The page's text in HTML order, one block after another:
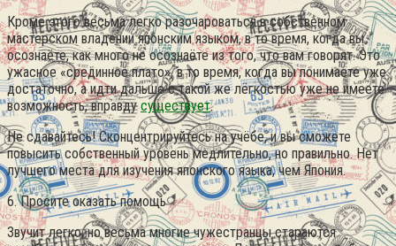
Кроме этого весьма легко разочароваться в собственном
мастерском владении японским языком, в то время, когда вы
осознаёте, как много не осознаёте из того, что вам говорят. Это
ужасное «срединное плато», в то время, когда вы понимаете уже
достаточно, а идти дальше с такой же лёгкостью уже не имеете
возможность, вправдусуществует.
Не сдавайтесь! Сконцентрируйтесь на учёбе, и вы сможете
повысить собственный уровень медлительно, но правильно. Нет
лучшего места для изучения японского языка, чем Япония.
6. Просите оказать помощь
Звучит легко, но весьма многие чужестранцы стараются